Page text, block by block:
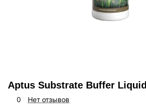
Aptus Substrate Buffer Liquid
0 Нет отзывов